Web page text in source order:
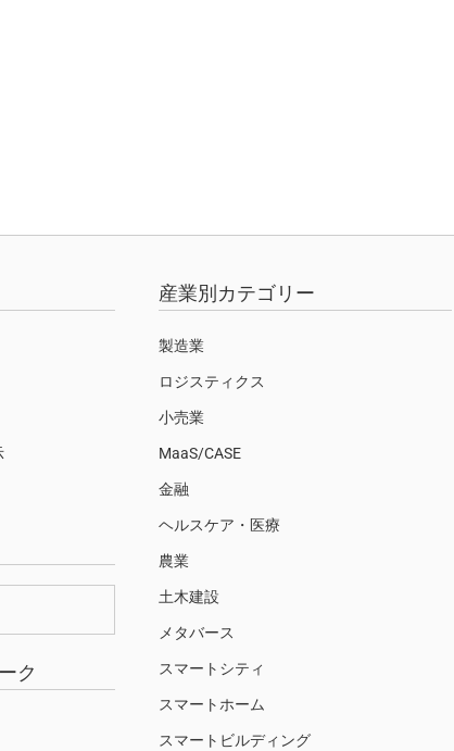
ク
産業別カテゴリー
製造業
ロジスティクス
小売業
MaaS/CASE
金融
ヘルスケア・医療
農業
土木建設
メタバース
スマートシティ
スマートホーム
スマートビルディング